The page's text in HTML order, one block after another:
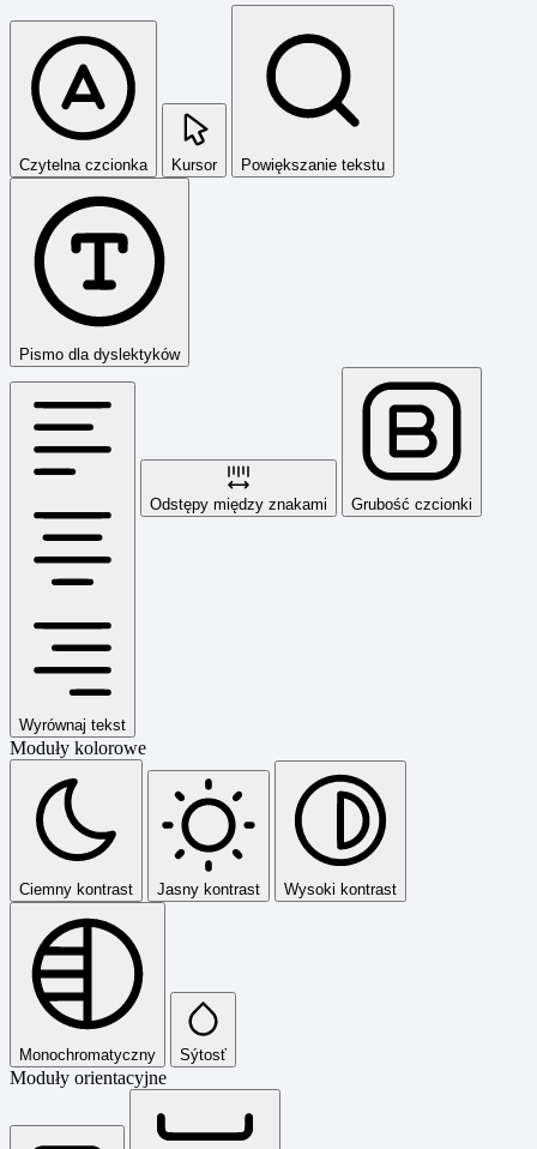
Czytelna czcionka Kursor Powiększanie tekstu
Pismo dla dyslektyków
Wyrównaj tekst
Odstępy między znakami Grubość czcionki
Moduły kolorowe
Ciemny kontrast Jasny kontrast Wysoki kontrast
Monochromatyczny Sýtosť
Moduły orientacyjne